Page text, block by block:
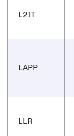
L2IT
LAPP
LLR